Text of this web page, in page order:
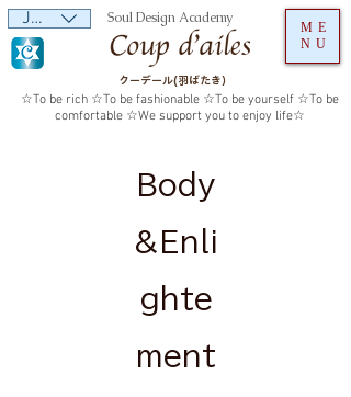
クーデール(羽ばたき）
☆To be rich ☆To be fashionable ☆To be yourself ☆To be
comfortable ☆We support you to enjoy life☆
ME
NU
JPY (¥) Soul Design Academy
Body
&Enli
ghte
ment